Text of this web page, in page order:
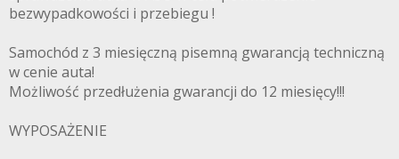
bezwypadkowości i przebiegu !
Samochód z 3 miesięczną pisemną gwarancją techniczną
w cenie auta!
Możliwość przedłużenia gwarancji do 12 miesięcy!!!
WYPOSAŻENIE